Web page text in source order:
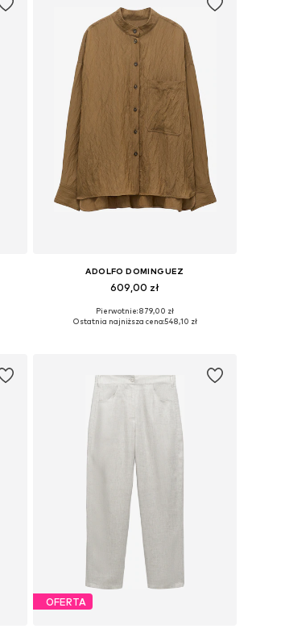
ADOLFO DOMINGUEZ
609,00 zł
Dostępne rozmiary: S, M, L, XL
Pierwotnie: 879,00 zł
Ostatnia najniższa cena:548,10 zł
OFERTA